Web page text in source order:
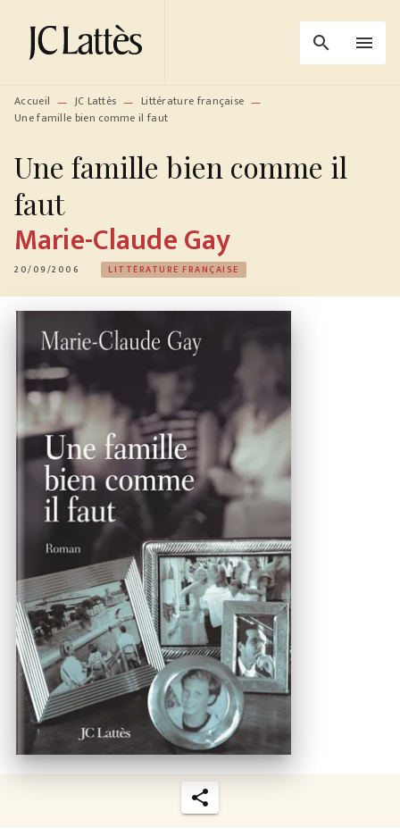
MENU RECHERCHE
PIED DE PAGE
search menu
Accueil — JC Lattès — Littérature française —
Une famille bien comme il faut
Une famille bien comme il
faut
Marie-Claude Gay
20/09/2006 LITTÉRATURE FRANÇAISE